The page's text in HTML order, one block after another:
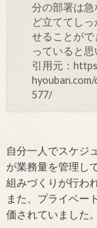
分の部署は
ど立ててし
せることが
っていると思
引用元：
577/
自分一人でスケジ
が業務量を管理し
組みづくりが行わ
また、プライベー
価されていました。